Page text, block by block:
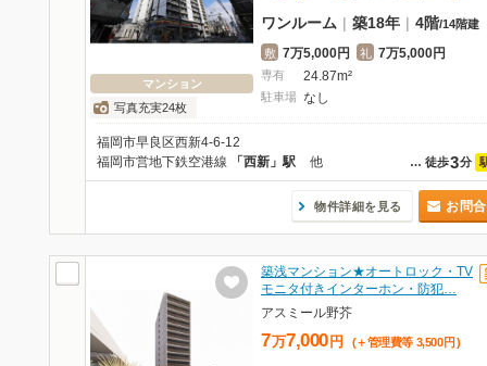
マンション
写真充実24枚
ワンルーム | 築18年 | 4階/14階建
敷 7万5,000円 礼 7万5,000円
専有 24.87m²
駐車場 なし
福岡市早良区西新4-6-12
… 徒歩3分
福岡市営地下鉄空港線 「西新」駅 他
物件詳細を見る お問
築浅マンション★オートロック・TV
モニタ付きインターホン・防犯…
アスミール野芥
7万7,000 円 (＋管理費等 3,500 円 )